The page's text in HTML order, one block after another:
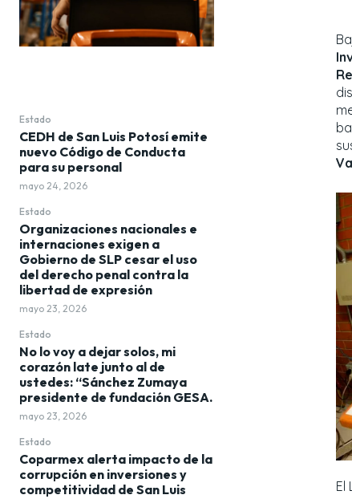
Estado
CEDH de San Luis Potosí emite
nuevo Código de Conducta
para su personal
mayo 24, 2026
Estado
Organizaciones nacionales e
internaciones exigen a
Gobierno de SLP cesar el uso
del derecho penal contra la
libertad de expresión
mayo 23, 2026
Estado
No lo voy a dejar solos, mi
corazón late junto al de
ustedes: “Sánchez Zumaya
presidente de fundación GESA.
mayo 23, 2026
Estado
Coparmex alerta impacto de la
corrupción en inversiones y
competitividad de San Luis
El